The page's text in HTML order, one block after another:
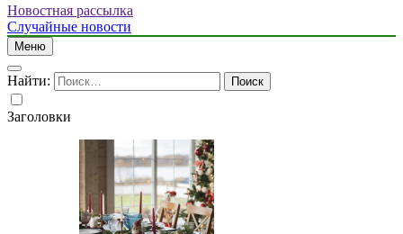
Новостная рассылка
Случайные новости
Меню
Найти:
Заголовки